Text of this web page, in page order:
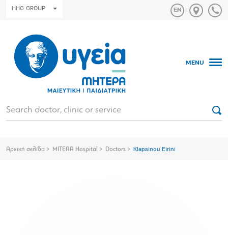
HHG GROUP
MENU
Αρχική σελίδα MITERA Hospital Doctors Klapsinou Eirini